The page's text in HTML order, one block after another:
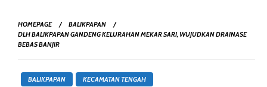
HOMEPAGE
BALIKPAPAN
DLH BALIKPAPAN GANDENG KELURAHAN MEKAR SARI, WUJUDKAN DRAINASE
BEBAS BANJIR
BALIKPAPAN KECAMATAN TENGAH